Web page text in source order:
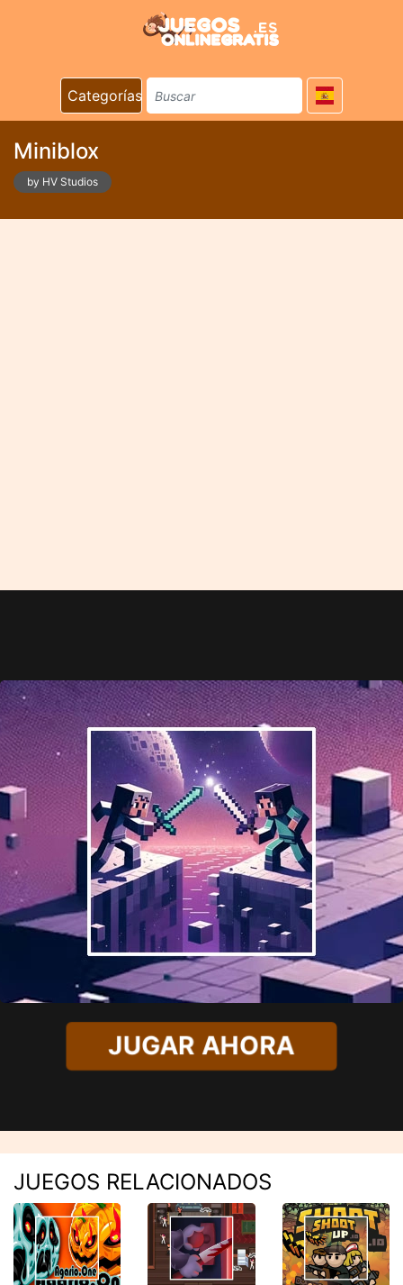
Categorías
Miniblox
by HV Studios
JUGAR AHORA
JUEGOS RELACIONADOS